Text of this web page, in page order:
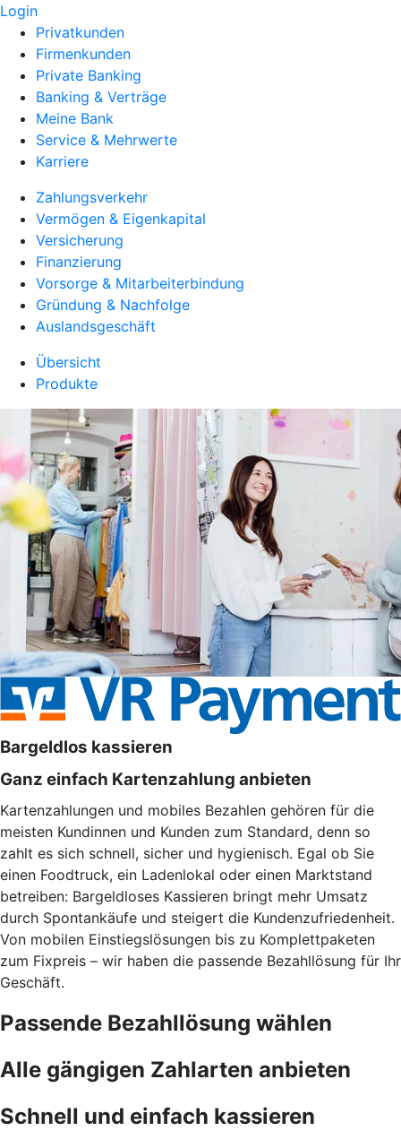
Login
Privatkunden
Firmenkunden
Private Banking
Banking & Verträge
Meine Bank
Service & Mehrwerte
Karriere
Zahlungsverkehr
Vermögen & Eigenkapital
Versicherung
Finanzierung
Vorsorge & Mitarbeiterbindung
Gründung & Nachfolge
Auslandsgeschäft
Übersicht
Produkte
Bargeldlos kassieren
Ganz einfach Kartenzahlung anbieten
Kartenzahlungen und mobiles Bezahlen gehören für die
meisten Kundinnen und Kunden zum Standard, denn so
zahlt es sich schnell, sicher und hygienisch. Egal ob Sie
einen Foodtruck, ein Ladenlokal oder einen Marktstand
betreiben: Bargeldloses Kassieren bringt mehr Umsatz
durch Spontankäufe und steigert die Kundenzufriedenheit.
Von mobilen Einstiegslösungen bis zu Komplettpaketen
zum Fixpreis – wir haben die passende Bezahllösung für Ihr
Geschäft.
Passende Bezahllösung wählen
Alle gängigen Zahlarten anbieten
Schnell und einfach kassieren